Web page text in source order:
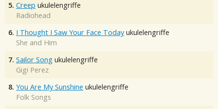
5. Creep ukulelengriffe
Radiohead
6. I Thought I Saw Your Face Today ukulelengriffe
She and Him
7. Sailor Song ukulelengriffe
Gigi Perez
8. You Are My Sunshine ukulelengriffe
Folk Songs